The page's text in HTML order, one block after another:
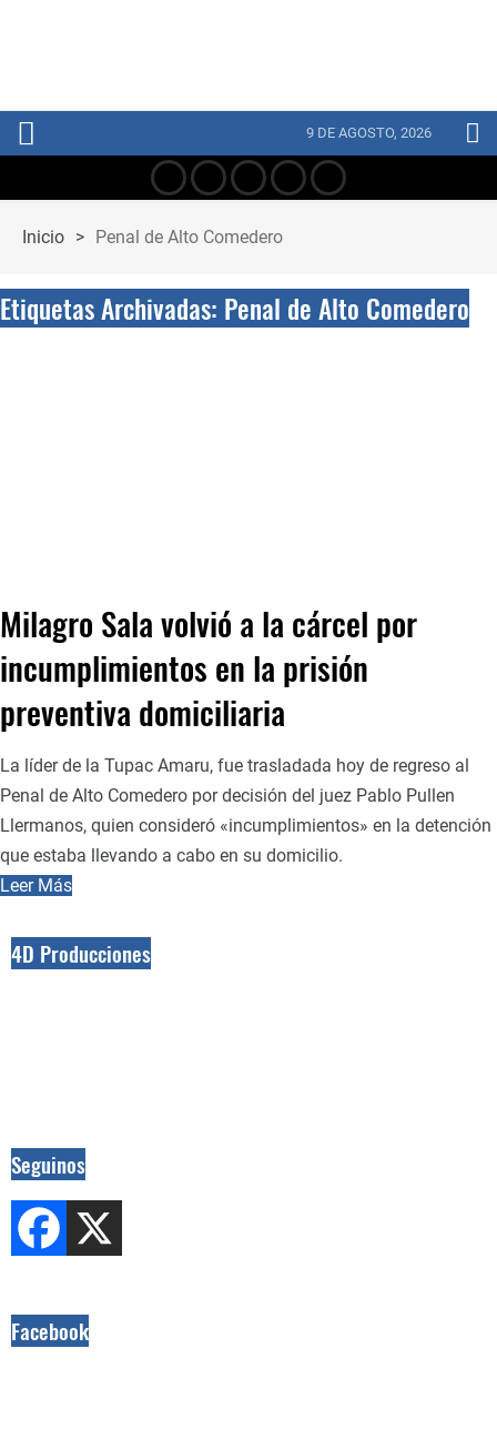
9 DE AGOSTO, 2026
Inicio > Penal de Alto Comedero
Etiquetas Archivadas: Penal de Alto Comedero
Milagro Sala volvió a la cárcel por
incumplimientos en la prisión
preventiva domiciliaria
La líder de la Tupac Amaru, fue trasladada hoy de regreso al
Penal de Alto Comedero por decisión del juez Pablo Pullen
Llermanos, quien consideró «incumplimientos» en la detención
que estaba llevando a cabo en su domicilio.
Leer Más
4D Producciones
Seguinos
Facebook